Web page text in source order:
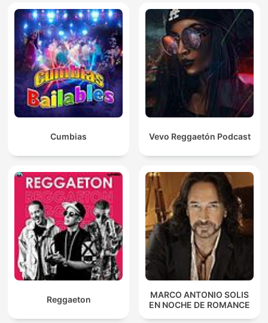
Cumbias Vevo Reggaetón Podcast
Reggaeton
MARCO ANTONIO SOLIS
EN NOCHE DE ROMANCE